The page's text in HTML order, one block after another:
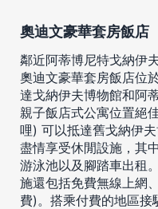
奧迪文豪華套房飯店
鄰近阿蒂博尼特戈納伊
奧迪文豪華套房飯店位
達戈納伊夫博物館和阿
親子飯店式公寓位置絕
哩) 可以抵達舊戈納伊夫
盡情享受休閒設施，其
游泳池以及腳踏車出租
施還包括免費無線上網
費)。搭乘付費的地區